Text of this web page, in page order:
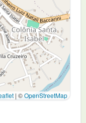
| ©OpenStreetMap